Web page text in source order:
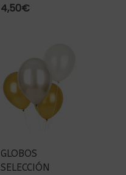
4,50€
GLOBOS
SELECCIÓN